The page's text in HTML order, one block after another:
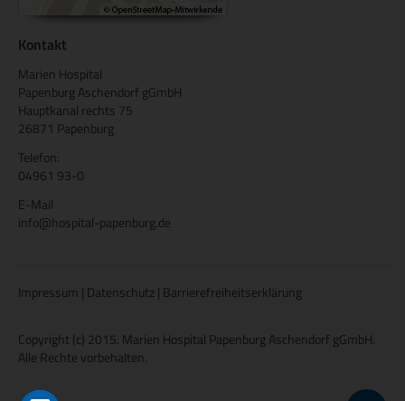
Kontakt
Marien Hospital
Papenburg Aschendorf gGmbH
Hauptkanal rechts 75
26871 Papenburg
Telefon:
04961 93-0
E-Mail
info@hospital-papenburg.de
Impressum | Datenschutz| Barrierefreiheitserklärung
Copyright (c) 2015. Marien Hospital Papenburg Aschendorf gGmbH.
Alle Rechte vorbehalten.